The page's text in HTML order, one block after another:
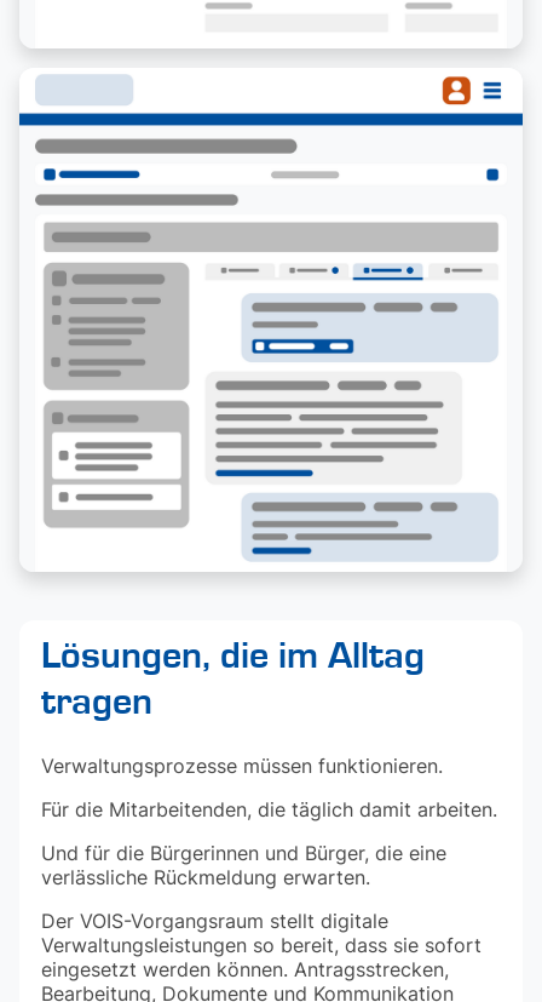
Lösungen, die im Alltag
tragen
Verwaltungsprozesse müssen funktionieren.
Für die Mitarbeitenden, die täglich damit arbeiten.
Und für die Bürgerinnen und Bürger, die eine
verlässliche Rückmeldung erwarten.
Der VOIS-Vorgangsraum stellt digitale
Verwaltungsleistungen so bereit, dass sie sofort
eingesetzt werden können. Antragsstrecken,
Bearbeitung, Dokumente und Kommunikation